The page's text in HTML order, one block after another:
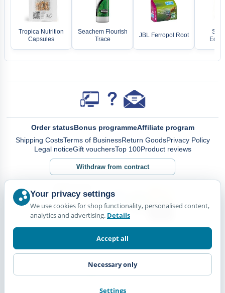
Tropica Nutrition
Capsules
Seachem Flourish
Trace
JBL Ferropol Root
Order statusBonus programmeAffiliate program
Shipping CostsTerms of BusinessReturn GoodsPrivacy Policy
Legal noticeGift vouchersTop 100Product reviews
Withdraw from contract
Your privacy settings
We use cookies for shop functionality, personalised content,
analytics and advertising. Details
Accept all
Necessary only
Settings